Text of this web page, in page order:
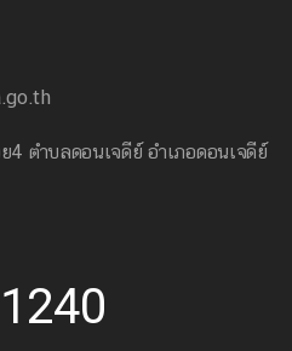
ตำบลดอนเจดีย์ อำเภอดอนเจดีย์